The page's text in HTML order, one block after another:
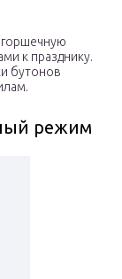
к празднику.
бутонов
режим